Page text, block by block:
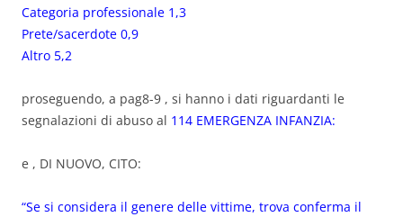
Categoria professionale 1,3
Prete/sacerdote 0,9
Altro 5,2
proseguendo, a pag8-9 , si hanno i dati riguardanti le
segnalazioni di abuso al 114 EMERGENZA INFANZIA:
e , DI NUOVO, CITO:
“Se si considera il genere delle vittime, trova conferma il